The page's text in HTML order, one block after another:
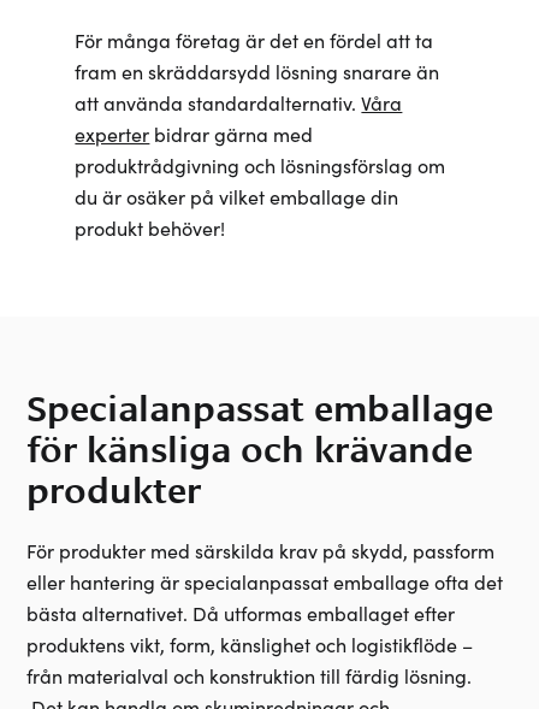
För många företag är det en fördel att ta
fram en skräddarsydd lösning snarare än
att använda standardalternativ.Våra
experter bidrar gärna med
produktrådgivning och lösningsförslag om
du är osäker på vilket emballage din
produkt behöver!
Specialanpassat emballage
för känsliga och krävande
produkter
För produkter med särskilda krav på skydd, passform
eller hantering är specialanpassat emballage ofta det
bästa alternativet. Då utformas emballaget efter
produktens vikt, form, känslighet och logistikflöde –
från materialval och konstruktion till färdig lösning.